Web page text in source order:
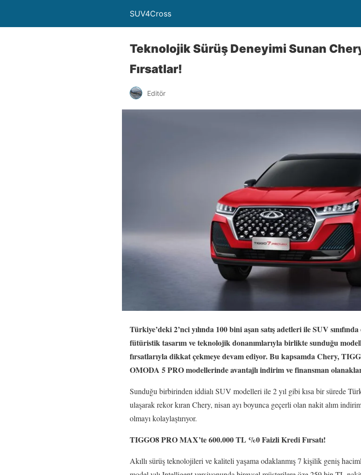
SUV4Cross
Teknolojik Sürüş Deneyimi Sunan
Fırsatlar!
Editör
Türkiye’deki 2’nci yılında 100 bini aşan satış adetleri ile SUV
fütüristik tasarım ve teknolojik donanımlarıyla birlikte sunduğu
fırsatlarıyla dikkat çekmeye devam ediyor. Bu kapsamda Chery,
OMODA 5 PRO modellerinde avantajlı indirim ve finansman
Sunduğu birbirinden iddialı SUV modelleri ile 2 yıl gibi kısa bir sürede
ulaşarak rekor kıran Chery, nisan ayı boyunca geçerli olan nakit alım
olmayı kolaylaştırıyor.
TIGGO8 PRO MAX’te 600.000 TL %0 Faizli Kredi Fırsatı!
Akıllı sürüş teknolojileri ve kaliteli yaşama odaklanmış 7 kişilik geniş